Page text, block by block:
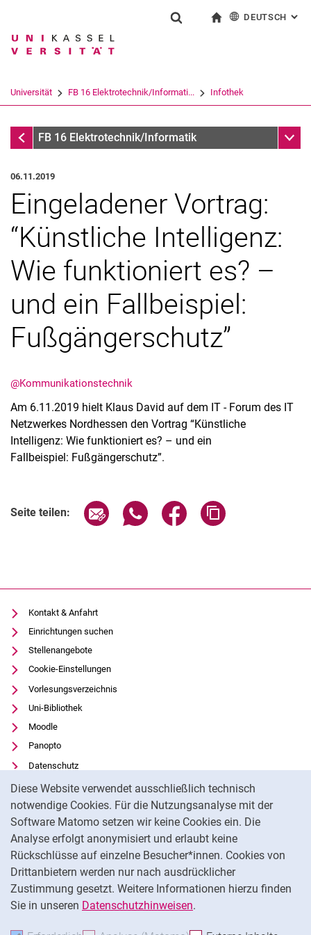
Springe direkt zu: Inhalt
Springe direkt zu: Suche
Springe direkt zu:
Diese Website verwendet ausschließlich technisch
notwendige Cookies. Für die Nutzungsanalyse mit der
Software Matomo setzen wir keine Cookies ein. Die
Analyse erfolgt anonymisiert und erlaubt keine
Rückschlüsse auf einzelne Besucher*innen. Cookies von
Drittanbietern werden nur nach ausdrücklicher
Zustimmung gesetzt. Weitere Informationen hierzu finden
Sie in unseren Datenschutzhinweisen.
Suchbegriff
Suchen (öffnet externen Link in einem
DEUTSCH :
Universität FB 16 Elektrotechnik/Informati... Infothek
InfothekFB 16 Elektrotechnik/Informatik
Aktuelles
Veranstaltungen
Stellenausschreibungen
06.11.2019
Eingeladener Vortrag:
“Künstliche Intelligenz:
Wie funktioniert es? –
und ein Fallbeispiel:
Fußgängerschutz”
@Kommunikationstechnik
Am 6.11.2019 hielt Klaus David auf dem IT - Forum des IT
Netzwerkes Nordhessen den Vortrag “Künstliche
Intelligenz: Wie funktioniert es? – und ein
Fallbeispiel: Fußgängerschutz”.
Seite teilen: Seite über E-Mail teilen
Seite über WhatsApp teilen
Seite über Facebook
Kontakt & Anfahrt
Einrichtungen suchen
Stellenangebote
Cookie-Einstellungen
Vorlesungsverzeichnis
Uni-Bibliothek
Moodle
Panopto
Datenschutz
Barrierefreiheit
Transparenter KI-Einsatz
Impressum
Externer Link: Universität Kassel auf
Facebook (öffnet neues Fenster)
Externer Link: Universität Kassel auf
Youtube(öffnet neues Fenster)
Externer Link: Universität Kassel auf
Instagram (öffnet neues Fenster)